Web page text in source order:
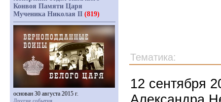
Тематика:
12 сентября
Конвоя Памяти Царя
Мученика Николая II (819)
основан 30 августа 2015 г.
Другие события